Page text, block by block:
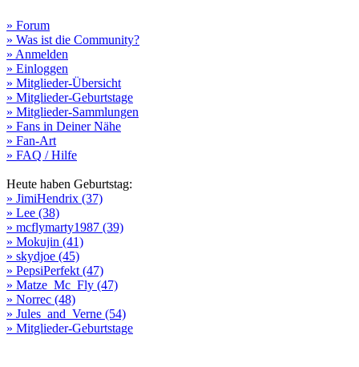
» Forum
» Was ist die Community?
» Anmelden
» Einloggen
» Mitglieder-Übersicht
» Mitglieder-Geburtstage
» Mitglieder-Sammlungen
» Fans in Deiner Nähe
» Fan-Art
» FAQ / Hilfe
Heute haben Geburtstag:
» JimiHendrix (37)
» Lee (38)
» mcflymarty1987 (39)
» Mokujin (41)
» skydjoe (45)
» PepsiPerfekt (47)
» Matze_Mc_Fly (47)
» Norrec (48)
» Jules_and_Verne (54)
» Mitglieder-Geburtstage